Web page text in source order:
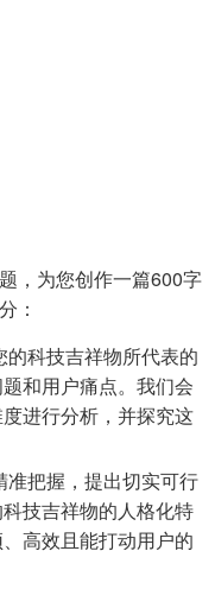
，为您创作一篇600字
：
的科技吉祥物所代表的
和用户痛点。我们会
进行分析，并探究这
准把握，提出切实可行
技吉祥物的人格化特
高效且能打动用户的